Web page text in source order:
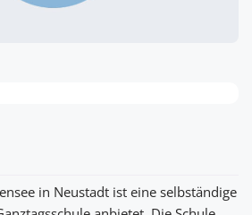
in Neustadt ist eine selbständige